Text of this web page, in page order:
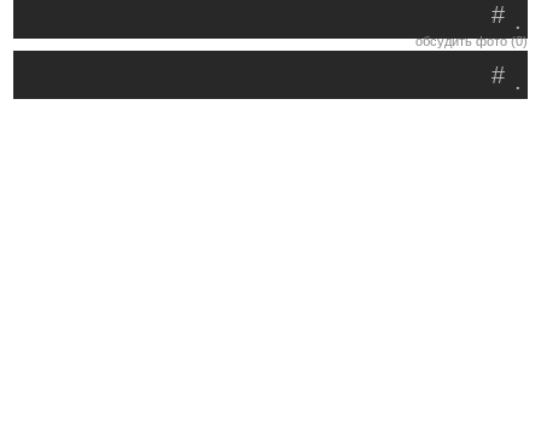
.
#
обсудить фото (0)
.
#